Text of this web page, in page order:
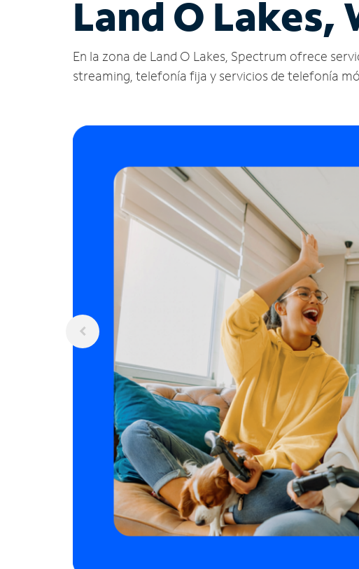
Land O Lakes,
En la zona de Land O Lakes, Spectrum ofrece
streaming, telefonía fija y servicios de telefonía